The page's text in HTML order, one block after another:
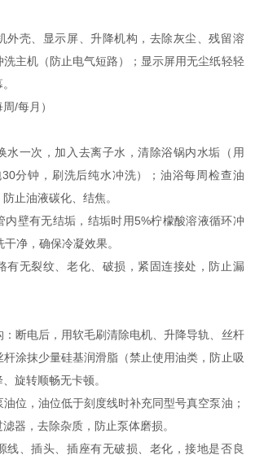
外壳、显示屏、升降机构，去除灰尘、残留溶
主机（防止电气短路）；显示屏用无尘纸轻轻
。
周/每月）
水一次，加入去离子水，清除浴锅内水垢（用
分钟，刷洗后纯水冲洗）；油浴每周检查油
止油液碳化、结焦。
内壁有无结垢，结垢时用5%柠檬酸溶液循环冲
干净，确保冷凝效果。
有无裂纹、老化、破损，紧固连接处，防止漏
断电后，用软毛刷清除电机、升降导轨、丝杆
涂抹少量硅基润滑脂（禁止使用油类，防止吸
旋转顺畅无卡顿。
位，油位低于刻度线时补充同型号真空泵油；
器，去除杂质，防止泵体磨损。
线、插头、插座有无破损、老化，接地是否良